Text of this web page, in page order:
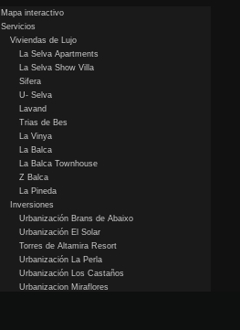
Mapa interactivo
Servicios
Viviendas de Lujo
La Selva Apartments
La Selva Show Villa
Sifera
U- Selva
Lavand
Trias de Bes
La Vinya
La Balca
La Balca Townhouse
Z Balca
La Pineda
Inversiones
Urbanización Brans de Abaixo
Urbanización El Solar
Torres de Altamira Resort
Urbanización La Perla
Urbanización Los Castaños
Urbanizacion Miraflores